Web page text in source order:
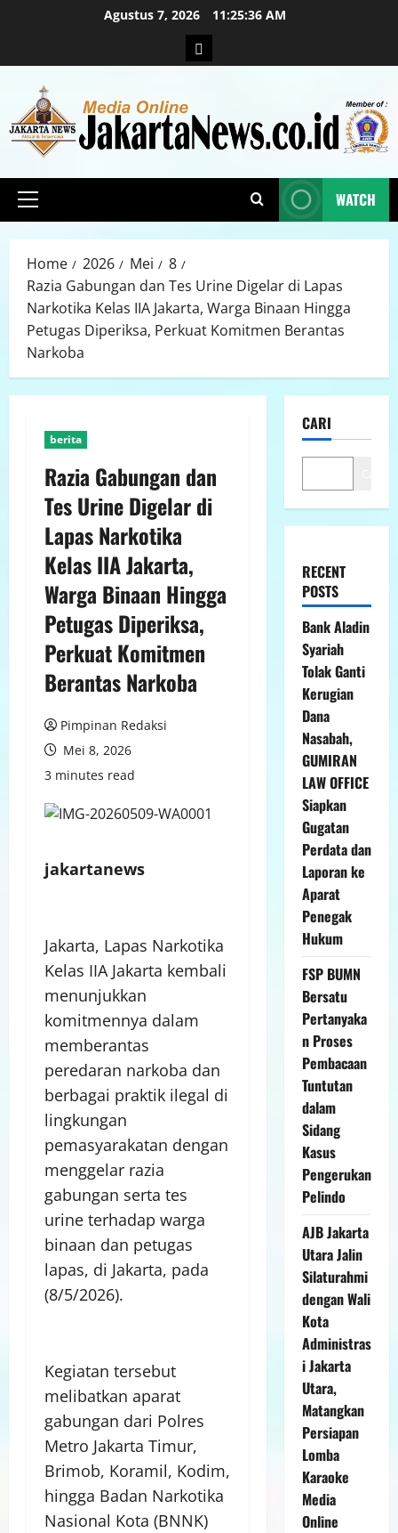
Agustus 7, 2026 11:25:37 AM
WATCH
Home 2026 Mei
8
Razia Gabungan dan Tes Urine Digelar di Lapas
Narkotika Kelas IIA Jakarta, Warga Binaan Hingga
Petugas Diperiksa, Perkuat Komitmen Berantas
Narkoba
berita
Razia Gabungan dan
Tes Urine Digelar di
Lapas Narkotika
Kelas IIA Jakarta,
Warga Binaan Hingga
Petugas Diperiksa,
Perkuat Komitmen
Berantas Narkoba
Pimpinan Redaksi
Mei 8, 2026
3 minutes read
jakartanews
Jakarta, Lapas Narkotika
Kelas IIA Jakarta kembali
menunjukkan
komitmennya dalam
memberantas
peredaran narkoba dan
berbagai praktik ilegal di
lingkungan
pemasyarakatan dengan
menggelar razia
gabungan serta tes
urine terhadap warga
binaan dan petugas
lapas, di Jakarta, pada
(8/5/2026).
Kegiatan tersebut
melibatkan aparat
gabungan dari Polres
Metro Jakarta Timur,
Brimob, Koramil, Kodim,
hingga Badan Narkotika
Nasional Kota (BNNK)
CARI
RECENT
POSTS
Bank Aladin
Syariah
Tolak Ganti
Kerugian
Dana
Nasabah,
GUMIRAN
LAW OFFICE
Siapkan
Gugatan
Perdata dan
Laporan ke
Aparat
Penegak
Hukum
FSP BUMN
Bersatu
Pertanyaka
n Proses
Pembacaan
Tuntutan
dalam
Sidang
Kasus
Pengerukan
Pelindo
AJB Jakarta
Utara Jalin
Silaturahmi
dengan Wali
Kota
Administras
i Jakarta
Utara,
Matangkan
Persiapan
Lomba
Karaoke
Media
Online